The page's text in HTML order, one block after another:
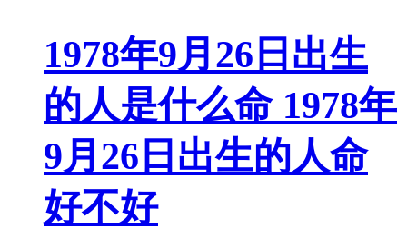
1978年9月26日出生
的人是什么命 1978年
9月26日出生的人命
好不好